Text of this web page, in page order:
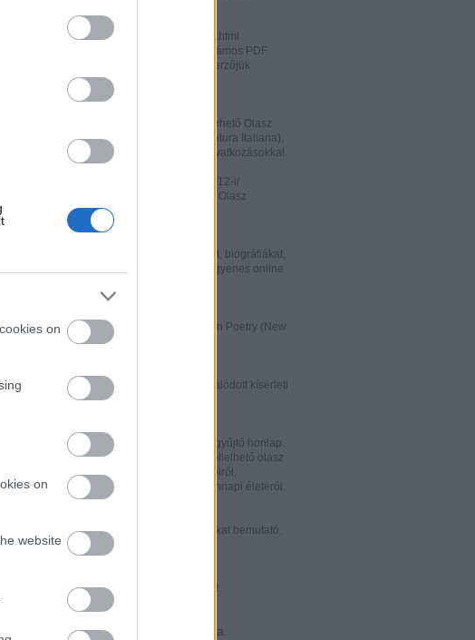
on
on
website
http://www.letteraturaitaliana.net/index.html
Az előzőhöz nagyon hasonló oldal, számos PDF
formátumú olasz irodalmi művel és szerzőjük
életrajzával gazdagítva.
Antonio Piromalli ingyenesen hozzáférhető Olasz
irodalomtörténet-e (Storia della Letteratura Italiana),
digitális keresőprogrammal és hiperhivatkozásokkal.
http://www3.unibo.it/boll900/numeri/2012-i/
«Bollettino '900». A Bolognai Egyetem Olasz
Tanszékének online folyóirata.
Régi és kortárs olasz irodalmi műveket, biográfiákat,
szerzőket és recenziókat bemutató, ingyenes online
Gradiva - International Journal of Italian Poetry (New
York - Roma)
Az iskolai irodalomoktatásra specializálódott kísérleti
folyóirat.
A világ italianisztikai folyóiratait egybegyűjtő honlap.
Számos információt kínál a világban fellelhető olasz
tanszékek folyóiratairól, kiadott könyveiről,
publikációiról, ösztöndíjairól és mindennapi életéről.
Régi és ritka történelmi dokumentumokat bemutató,
érdekes és könnyen átlátható honlap.
Irodalmi és egyéb témákat kínáló oldal.
A rangos olasz folyóirat online változata.